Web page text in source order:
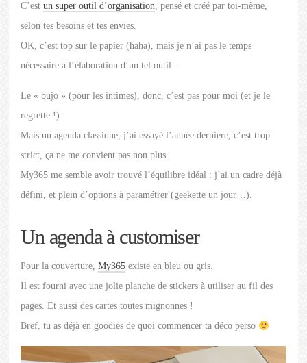
C’estun super outil d’organisation, pensé et créé par toi-même,
selon tes besoins et tes envies.
OK, c’est top sur le papier (haha), mais je n’ai pas le temps
nécessaire à l’élaboration d’un tel outil…
Le « bujo » (pour les intimes), donc, c’est pas pour moi (et je le
regrette !).
Mais un agenda classique, j’ai essayé l’année dernière, c’est trop
strict, ça ne me convient pas non plus.
My365 me semble avoir trouvé l’équilibre idéal : j’ai un cadre déjà
défini, et plein d’options à paramétrer (geekette un jour…).
Un agenda à customiser
Pour la couverture,My365 existe en bleu ou gris.
Il est fourni avec une jolie planche de stickers à utiliser au fil des
pages. Et aussi des cartes toutes mignonnes !
Bref, tu as déjà en goodies de quoi commencer ta déco perso